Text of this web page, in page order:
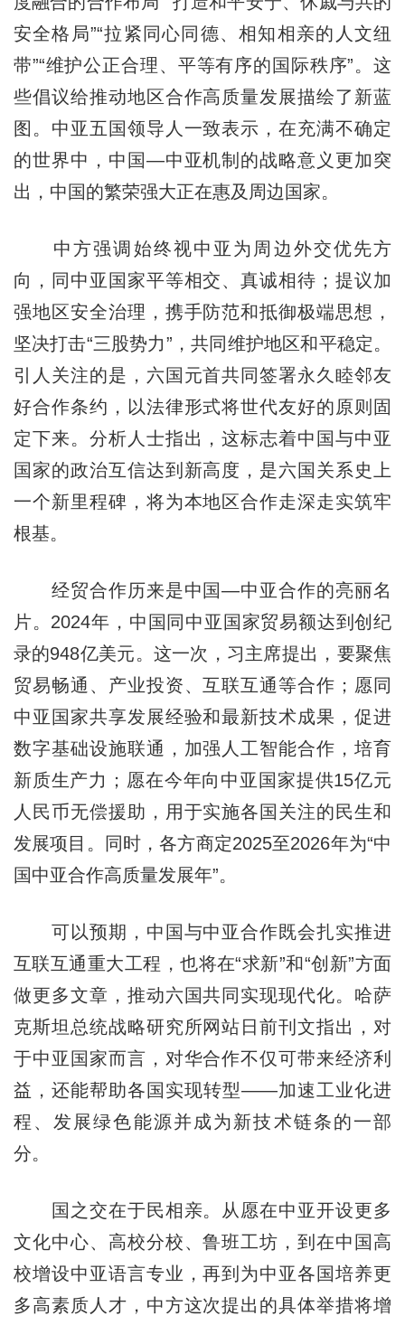
安全格局”“拉紧同心同德、相知相亲的人文纽
带”“维护公正合理、平等有序的国际秩序”。这
些倡议给推动地区合作高质量发展描绘了新蓝
图。中亚五国领导人一致表示，在充满不确定
的世界中，中国—中亚机制的战略意义更加突
出，中国的繁荣强大正在惠及周边国家。
中方强调始终视中亚为周边外交优先方
向，同中亚国家平等相交、真诚相待；提议加
强地区安全治理，携手防范和抵御极端思想，
坚决打击“三股势力”，共同维护地区和平稳定。
引人关注的是，六国元首共同签署永久睦邻友
好合作条约，以法律形式将世代友好的原则固
定下来。分析人士指出，这标志着中国与中亚
国家的政治互信达到新高度，是六国关系史上
一个新里程碑，将为本地区合作走深走实筑牢
根基。
经贸合作历来是中国—中亚合作的亮丽名
片。2024年，中国同中亚国家贸易额达到创纪
录的948亿美元。这一次，习主席提出，要聚焦
贸易畅通、产业投资、互联互通等合作；愿同
中亚国家共享发展经验和最新技术成果，促进
数字基础设施联通，加强人工智能合作，培育
新质生产力；愿在今年向中亚国家提供15亿元
人民币无偿援助，用于实施各国关注的民生和
发展项目。同时，各方商定2025至2026年为“中
国中亚合作高质量发展年”。
可以预期，中国与中亚合作既会扎实推进
互联互通重大工程，也将在“求新”和“创新”方面
做更多文章，推动六国共同实现现代化。哈萨
克斯坦总统战略研究所网站日前刊文指出，对
于中亚国家而言，对华合作不仅可带来经济利
益，还能帮助各国实现转型——加速工业化进
程、发展绿色能源并成为新技术链条的一部
分。
国之交在于民相亲。从愿在中亚开设更多
文化中心、高校分校、鲁班工坊，到在中国高
校增设中亚语言专业，再到为中亚各国培养更
多高素质人才，中方这次提出的具体举措将增